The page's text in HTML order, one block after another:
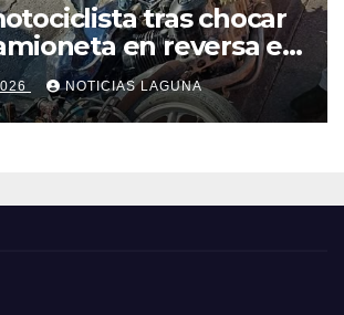
tras chocar
en reversa en
NOTICIAS LAGUNA